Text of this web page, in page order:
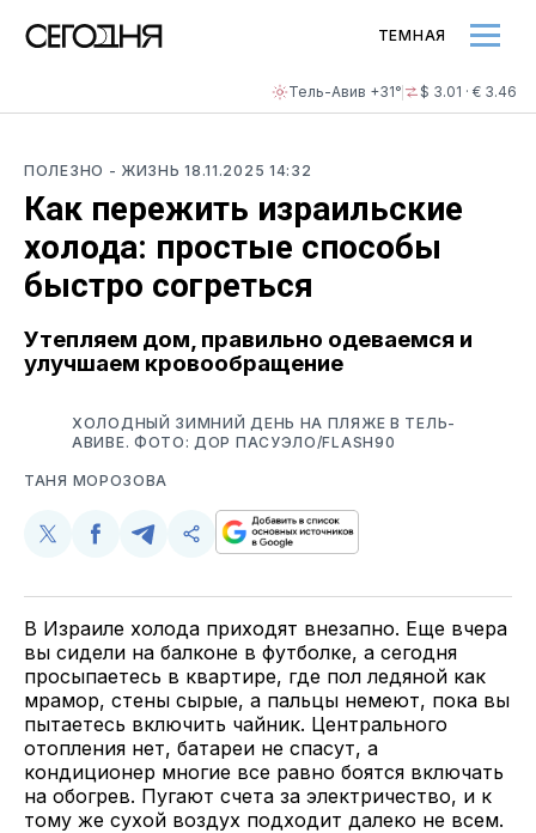
Тель-Авив +31° $ 3.01 · € 3.46
ТЕМНАЯ
ПОЛЕЗНО - ЖИЗНЬ18.11.2025 14:32
Как пережить израильские
холода: простые способы
быстро согреться
Утепляем дом, правильно одеваемся и
улучшаем кровообращение
ХОЛОДНЫЙ ЗИМНИЙ ДЕНЬ НА ПЛЯЖЕ В ТЕЛЬ-
АВИВЕ. ФОТО: ДОР ПАСУЭЛО/FLASH90
ТАНЯ МОРОЗОВА
Поделиться
Twitter
Поделиться
Facebook
Поделиться
Telegram
Скопируйте
поделитесь
В Израиле холода приходят внезапно. Еще вчера
вы сидели на балконе в футболке, а сегодня
просыпаетесь в квартире, где пол ледяной как
мрамор, стены сырые, а пальцы немеют, пока вы
пытаетесь включить чайник. Центрального
отопления нет, батареи не спасут, а
кондиционер многие все равно боятся включать
на обогрев. Пугают счета за электричество, и к
тому же сухой воздух подходит далеко не всем.